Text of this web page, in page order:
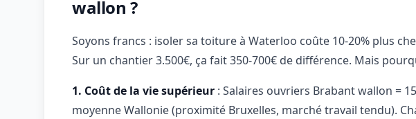
wallon ?
Soyons francs : isoler sa toiture à Waterloo coûte 10-20% plus
Sur un chantier 3.500€, ça fait 350-700€ de différence. Mais
1. Coût de la vie supérieur : Salaires ouvriers Brabant wallon =
moyenne Wallonie (proximité Bruxelles, marché travail tendu).